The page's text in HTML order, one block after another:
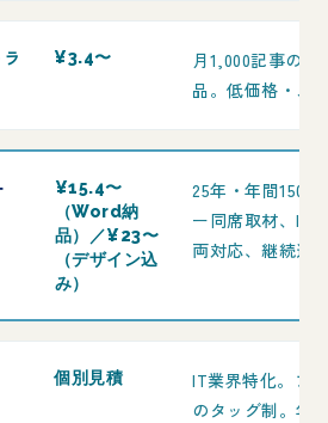
¥3.4〜
月1,000記事の
品。低価格・ス
¥15.4〜
（Word納
品）／¥23〜
（デザイン込
み）
25年・年間150
ー同席取材、IT
両対応、継続運
個別見積
IT業界特化。プ
のタッグ制。年